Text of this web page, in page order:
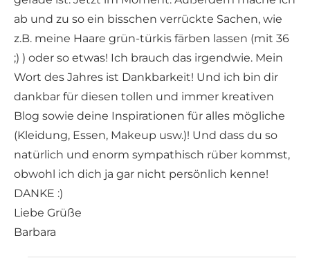
ab und zu so ein bisschen verrückte Sachen, wie
z.B. meine Haare grün-türkis färben lassen (mit 36
;) ) oder so etwas! Ich brauch das irgendwie. Mein
Wort des Jahres ist Dankbarkeit! Und ich bin dir
dankbar für diesen tollen und immer kreativen
Blog sowie deine Inspirationen für alles mögliche
(Kleidung, Essen, Makeup usw.)! Und dass du so
natürlich und enorm sympathisch rüber kommst,
obwohl ich dich ja gar nicht persönlich kenne!
DANKE :)
Liebe Grüße
Barbara